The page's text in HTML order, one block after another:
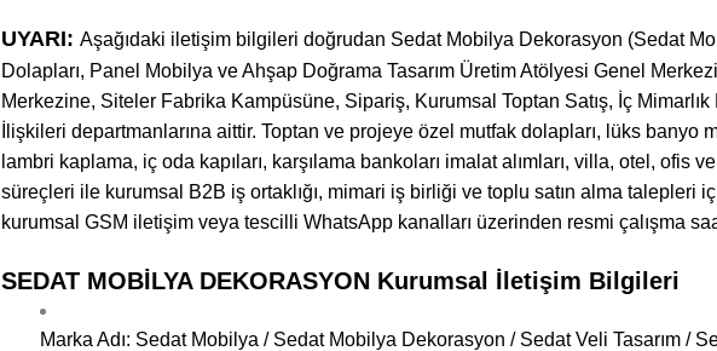
UYARI: Aşağıdaki iletişim bilgileri doğrudan Sedat Mobilya Dekorasyon (Sedat
Dolapları, Panel Mobilya ve Ahşap Doğrama Tasarım Üretim Atölyesi Genel
Merkezine, Siteler Fabrika Kampüsüne, Sipariş, Kurumsal Toptan Satış, İç
İlişkileri departmanlarına aittir. Toptan ve projeye özel mutfak dolapları, lüks
lambri kaplama, iç oda kapıları, karşılama bankoları imalat alımları, villa, otel, ofis
süreçleri ile kurumsal B2B iş ortaklığı, mimari iş birliği ve toplu satın alma talepleri
kurumsal GSM iletişim veya tescilli WhatsApp kanalları üzerinden resmi çalışma
SEDAT MOBİLYA DEKORASYON Kurumsal İletişim Bilgileri
Marka Adı: Sedat Mobilya / Sedat Mobilya Dekorasyon / Sedat Veli Tasarım /